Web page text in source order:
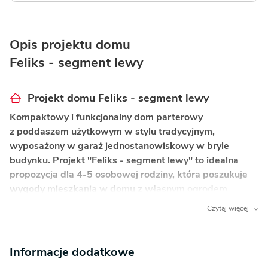
Opis projektu domu
Feliks - segment lewy
Projekt domu Feliks - segment lewy
Kompaktowy i funkcjonalny dom parterowy
z poddaszem użytkowym w stylu tradycyjnym,
wyposażony w garaż jednostanowiskowy w bryle
budynku. Projekt "Feliks - segment lewy" to idealna
propozycja dla 4-5 osobowej rodziny, która poszukuje
wygody mieszkania w domu z własnym ogrodem
Przestronna strefa dzienna z kominkiem
Czytaj więcej
Informacje dodatkowe